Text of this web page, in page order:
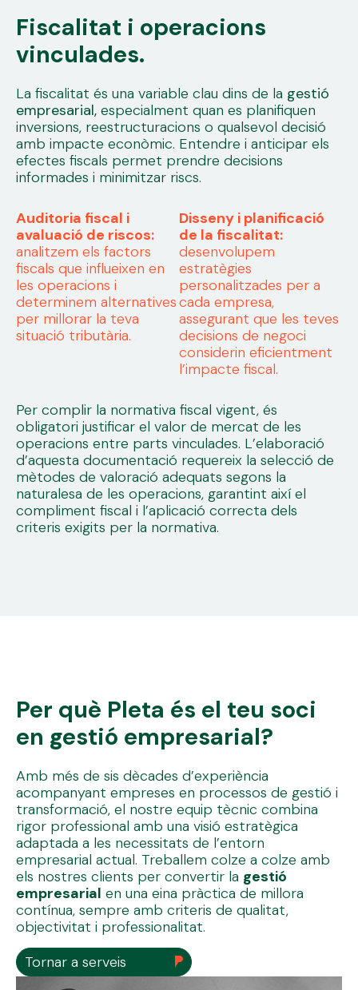
Fiscalitat i operacions
vinculades.
La fiscalitat és una variable clau dins de la gestió
empresarial, especialment quan es planifiquen
inversions, reestructuracions o qualsevol decisió
amb impacte econòmic. Entendre i anticipar els
efectes fiscals permet prendre decisions
informades i minimitzar riscs.
Auditoria fiscal i
avaluació de riscos:
analitzem els factors
fiscals que influeixen en
les operacions i
determinem alternatives
per millorar la teva
situació tributària.
Disseny i planificació
de la fiscalitat:
desenvolupem
estratègies
personalitzades per a
cada empresa,
assegurant que les teves
decisions de negoci
considerin eficientment
l’impacte fiscal.
Per complir la normativa fiscal vigent, és
obligatori justificar el valor de mercat de les
operacions entre parts vinculades. L’elaboració
d’aquesta documentació requereix la selecció de
mètodes de valoració adequats segons la
naturalesa de les operacions, garantint així el
compliment fiscal i l’aplicació correcta dels
criteris exigits per la normativa.
Per què Pleta és el teu soci
en gestió empresarial?
Amb més de sis dècades d’experiència
acompanyant empreses en processos de gestió i
transformació, el nostre equip tècnic combina
rigor professional amb una visió estratègica
adaptada a les necessitats de l’entorn
empresarial actual. Treballem colze a colze amb
els nostres clients per convertir la gestió
empresarial en una eina pràctica de millora
contínua, sempre amb criteris de qualitat,
objectivitat i professionalitat.
Tornar a serveis